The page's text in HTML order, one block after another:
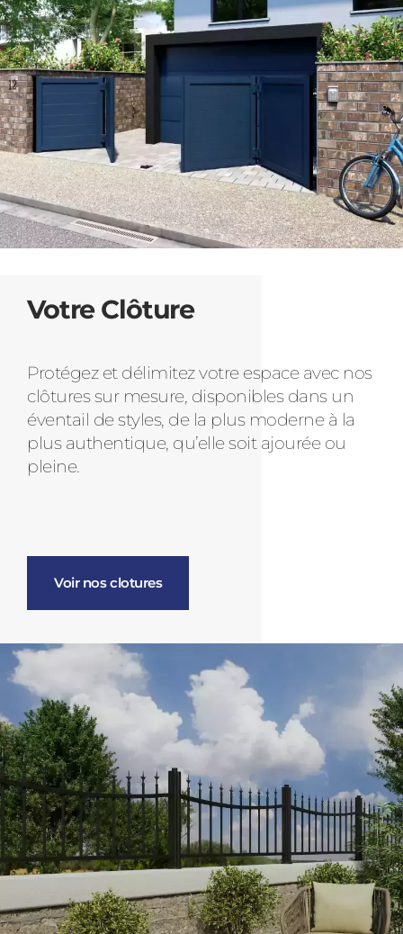
Votre Clôture
Protégez et délimitez votre espace avec nos
clôtures sur mesure, disponibles dans un
éventail de styles, de la plus moderne à la
plus authentique, qu’elle soit ajourée ou
pleine.
Voir nos clotures